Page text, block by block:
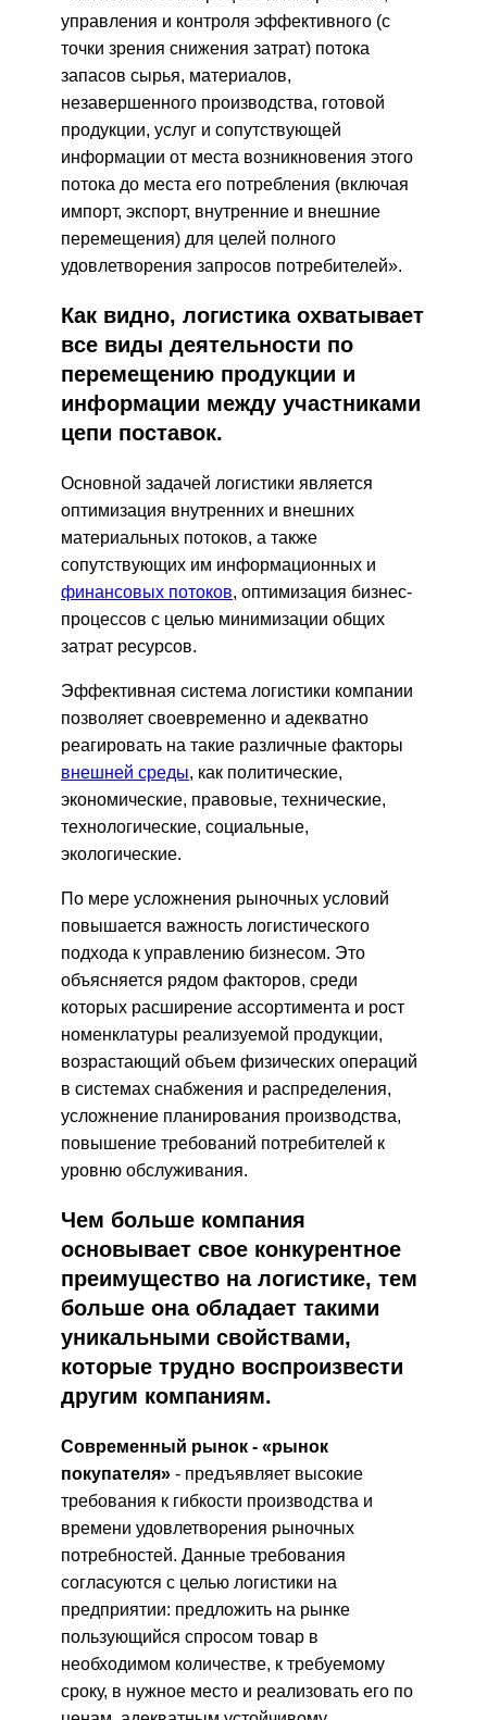
управления и контроля эффективного (с
точки зрения снижения затрат) потока
запасов сырья, материалов,
незавершенного производства, готовой
продукции, услуг и сопутствующей
информации от места возникновения этого
потока до места его потребления (включая
импорт, экспорт, внутренние и внешние
перемещения) для целей полного
удовлетворения запросов потребителей».
Как видно, логистика охватывает
все виды деятельности по
перемещению продукции и
информации между участниками
цепи поставок.
Основной задачей логистики является
оптимизация внутренних и внешних
материальных потоков, а также
сопутствующих им информационных и
финансовых потоков, оптимизация бизнес-
процессов с целью минимизации общих
затрат ресурсов.
Эффективная система логистики компании
позволяет своевременно и адекватно
реагировать на такие различные факторы
внешней среды, как политические,
экономические, правовые, технические,
технологические, социальные,
экологические.
По мере усложнения рыночных условий
повышается важность логистического
подхода к управлению бизнесом. Это
объясняется рядом факторов, среди
которых расширение ассортимента и рост
номенклатуры реализуемой продукции,
возрастающий объем физических операций
в системах снабжения и распределения,
усложнение планирования производства,
повышение требований потребителей к
уровню обслуживания.
Чем больше компания
основывает свое конкурентное
преимущество на логистике, тем
больше она обладает такими
уникальными свойствами,
которые трудно воспроизвести
другим компаниям.
Современный рынок - «рынок
покупателя» - предъявляет высокие
требования к гибкости производства и
времени удовлетворения рыночных
потребностей. Данные требования
согласуются с целью логистики на
предприятии: предложить на рынке
пользующийся спросом товар в
необходимом количестве, к требуемому
сроку, в нужное место и реализовать его по